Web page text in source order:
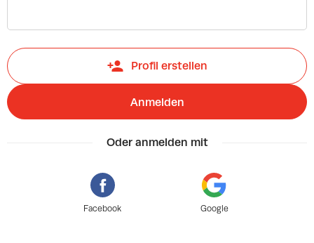
Profil erstellen
Anmelden
Oder anmelden mit
Facebook Google